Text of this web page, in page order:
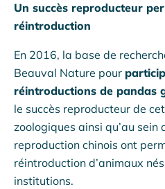
Un succès reproducteur
réintroduction
En 2016, la base de
Beauval Nature pour
réintroductions de pandas
le succès reproducteur de
zoologiques ainsi qu’au sein
reproduction chinois ont
réintroduction d’animaux
institutions.